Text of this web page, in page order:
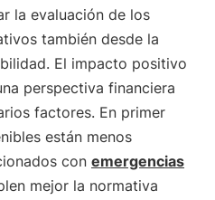
la evaluación de los
también desde la
El impacto positivo
perspectiva financiera
factores. En primer
están menos
con emergencias
mejor la normativa